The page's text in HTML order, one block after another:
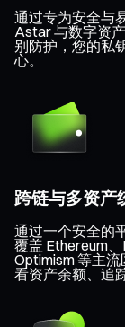
通过专为安全与
Astar 与数字资
别防护，您的私
心。
跨链与多资产
通过一个安全的
覆盖 Ethereum
Optimism 等主
看资产余额、追